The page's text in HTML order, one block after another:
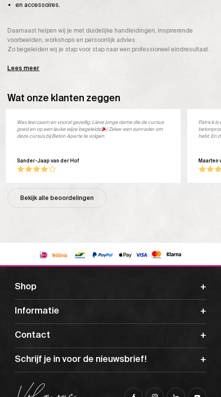
en accessoires.
Daarnaast helpen wij je met duidelijke handleidingen, inspirerende
voorbeelden, workshops en persoonlijk advies.
Zo begeleiden wij je stap voor stap naar een professioneel eindresultaat.
Lees meer
Wat onze klanten zeggen
Sander-Jaap van der Hof
Was leerzaam en vooral gezellig. Lieve jonge dame die de cursus
goed en op een leuke wijze begeleide
! Zeker een aanrader om
deze cursus bij Beton Aparte te volgen.
Maarten
Patrick is
hebt. En
Bekijk alle beoordelingen
Shop
Informatie
Contact
Schrijf je in voor de nieuwsbrief!